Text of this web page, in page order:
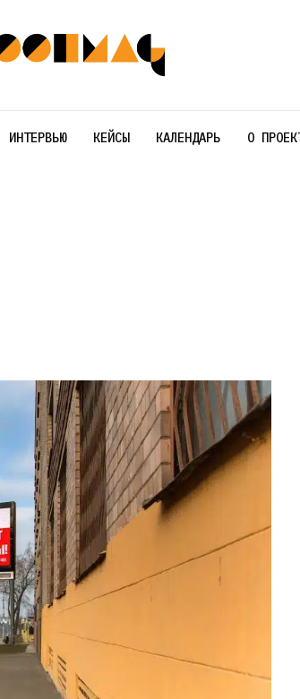
ИНТЕРВЬЮ КЕЙСЫ КАЛЕНДАРЬ О